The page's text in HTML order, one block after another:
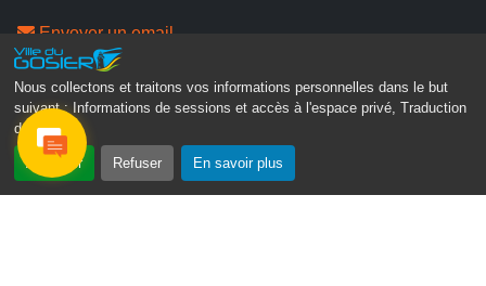
Nous collectons et traitons vos informations personnelles dans le but
suivant :
Informations de sessions et accès à l'espace privé, Traduction
des pages .
Accepter Refuser En savoir plus
Envoyer un email
Contacter la P.R.A.D.A
Contactez le délégué à la protection des données
personnelles - D.P.O
Suivez-nous